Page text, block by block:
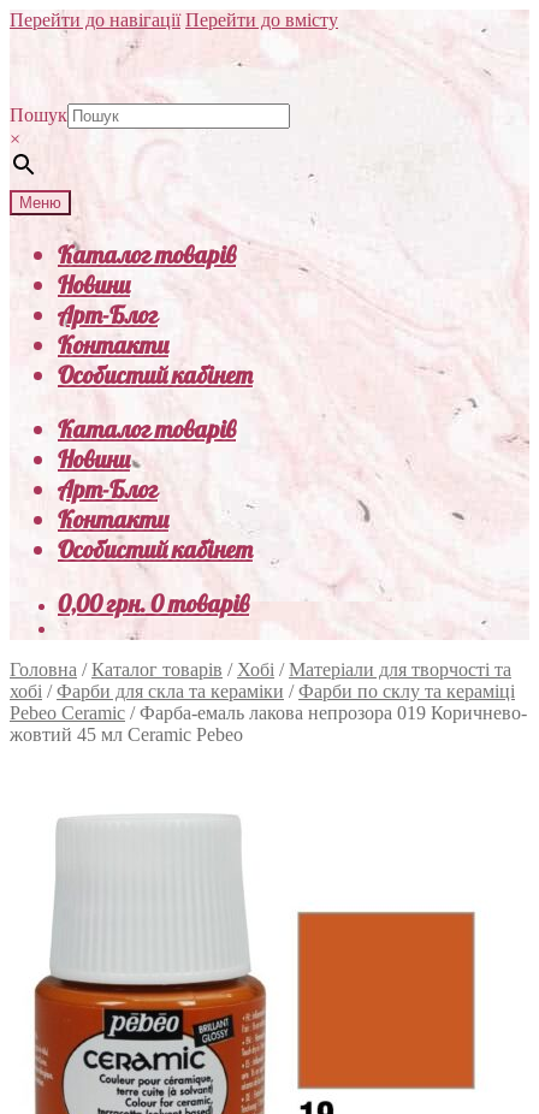
Перейти до навігації Перейти до вмісту
Пошук
×
Меню
Каталог товарів
Новини
Арт-Блог
Контакти
Особистий кабінет
Каталог товарів
Новини
Арт-Блог
Контакти
Особистий кабінет
0,00грн.0 товарів
Головна /Каталог товарів / Хобі /Матеріали для творчості та
хобі /Фарби для скла та кераміки /Фарби по склу та кераміці
Pebeo Ceramic /Фарба-емаль лакова непрозора 019 Коричнево-
жовтий 45 мл Ceramic Pebeo